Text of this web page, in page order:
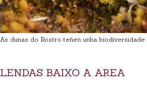
As dunas do Rostro teñen unha biodiversidade
LENDAS BAIXO A AREA